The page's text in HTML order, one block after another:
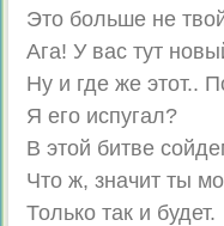
Это больше не
Ага! У вас тут
Ну и где же этот..
Я его испугал?
В этой битве
Что ж, значит ты
Только так и будет.